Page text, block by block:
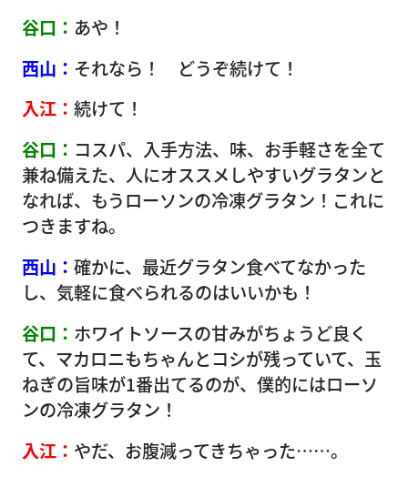
谷口： あや！
西山： それなら！ どうぞ続けて！
入江： 続けて！
谷口： コスパ、入手方法、味、お手軽さを全て
兼ね備えた、人にオススメしやすいグラタンと
なれば、もうローソンの冷凍グラタン！これに
つきますね。
西山： 確かに、最近グラタン食べてなかった
し、気軽に食べられるのはいいかも！
谷口： ホワイトソースの甘みがちょうど良く
て、マカロニもちゃんとコシが残っていて、玉
ねぎの旨味が1番出てるのが、僕的にはローソ
ンの冷凍グラタン！
入江： やだ、お腹減ってきちゃった……。